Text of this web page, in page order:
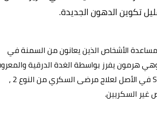
تكوين الدهون الجديدة.
غير السكريين.